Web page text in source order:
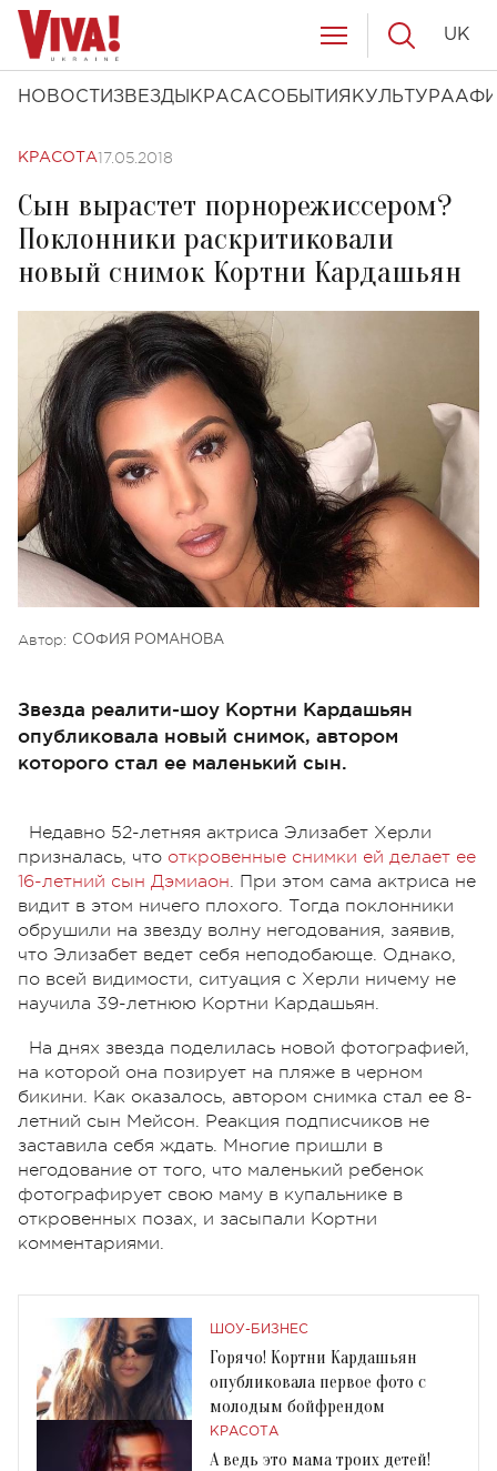
НОВОСТИ ЗВЕЗДЫ КРАСАСОБЫТИЯ КУЛЬТУРА
UK
КРАСОТА17.05.2018
Cын вырастет порнорежиссером?
Поклонники раскритиковали
новый снимок Кортни Кардашьян
Автор: СОФИЯ РОМАНОВА
Звезда реалити-шоу Кортни Кардашьян
опубликовала новый снимок, автором
которого стал ее маленький сын.
Недавно 52-летняя актриса Элизабет Херли
призналась, что откровенные снимки ей делает ее
16-летний сын Дэмиаон. При этом сама актриса не
видит в этом ничего плохого. Тогда поклонники
обрушили на звезду волну негодования, заявив,
что Элизабет ведет себя неподобающе. Однако,
по всей видимости, ситуация с Херли ничему не
научила 39-летнюю Кортни Кардашьян.
На днях звезда поделилась новой фотографией,
на которой она позирует на пляже в черном
бикини. Как оказалось, автором снимка стал ее 8-
летний сын Мейсон. Реакция подписчиков не
заставила себя ждать. Многие пришли в
негодование от того, что маленький ребенок
фотографирует свою маму в купальнике в
откровенных позах, и засыпали Кортни
комментариями.
ШОУ-БИЗНЕС
Горячо! Кортни Кардашьян
опубликовала первое фото с
молодым бойфрендом
КРАСОТА
А ведь это мама троих детей!